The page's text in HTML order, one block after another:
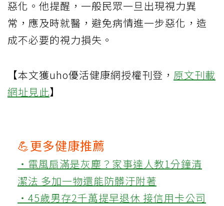
惡化。他提醒，一般民眾一旦出現視力異
常，應及時就醫，避免病情進一步惡化，造
成不必要的視力損失。
【本文獲uho優活健康網授權刊登， 原文刊載
網址見此】
💪更多健康推薦
‧電風扇滿是灰塵？家事達人教1分鐘清
潔法 多加一物還能防髒汙附著
‧45歲男存2千萬提早退休 接信用卡公司